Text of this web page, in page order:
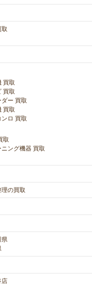
買取
買取
ー 買取
買取
ロ 買取
取
ング機器 買取
の買取